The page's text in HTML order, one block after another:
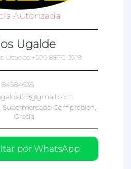
Autorizada
Ugalde
Usados +506 8876-3519
84584636
Supermercado Comprebien,
Grecia
por WhatsApp